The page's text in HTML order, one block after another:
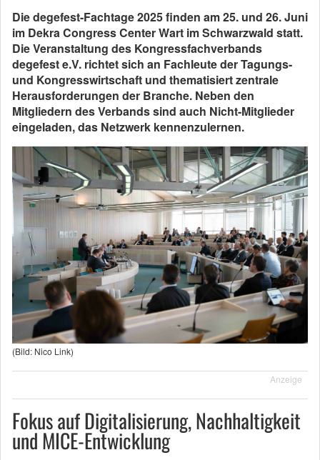
Die degefest-Fachtage 2025 finden am 25. und 26. Juni
im Dekra Congress Center Wart im Schwarzwald statt.
Die Veranstaltung des Kongressfachverbands
degefest e.V. richtet sich an Fachleute der Tagungs-
und Kongresswirtschaft und thematisiert zentrale
Herausforderungen der Branche. Neben den
Mitgliedern des Verbands sind auch Nicht-Mitglieder
eingeladen, das Netzwerk kennenzulernen.
(Bild: Nico Link)
Anzeige
Fokus auf Digitalisierung, Nachhaltigkeit
und MICE-Entwicklung